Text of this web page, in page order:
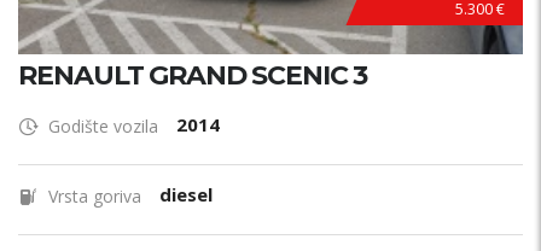
5.300 €
RENAULT GRAND SCENIC 3
Godište vozila 2014
Vrsta goriva diesel